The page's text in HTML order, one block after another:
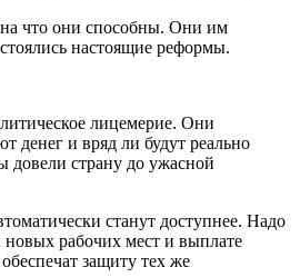
на что они способны. Они им
настоящие реформы.
лицемерие. Они
денег и вряд ли будут реально
довели страну до ужасной
станут доступнее. Надо
новых рабочих мест и выплате
защиту тех же